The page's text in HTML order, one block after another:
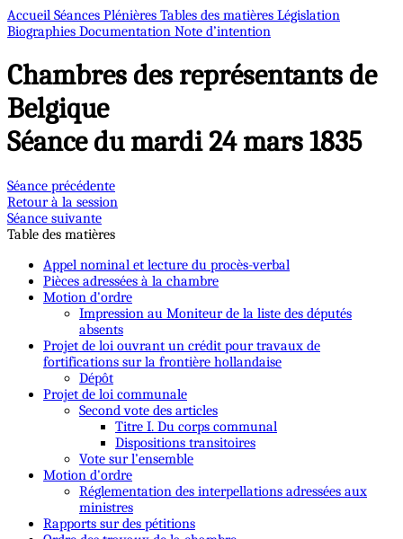
Accueil Séances Plénières Tables des matières Législation
Biographies Documentation Note d’intention
Chambres des représentants de
Belgique
Séance du mardi 24 mars 1835
Séance précédente
Retour à la session
Séance suivante
Table des matières
Appel nominal et lecture du procès-verbal
Pièces adressées à la chambre
Motion d'ordre
Impression au Moniteur de la liste des députés
absents
Projet de loi ouvrant un crédit pour travaux de
fortifications sur la frontière hollandaise
Dépôt
Projet de loi communale
Second vote des articles
Titre I. Du corps communal
Dispositions transitoires
Vote sur l’ensemble
Motion d'ordre
Réglementation des interpellations adressées aux
ministres
Rapports sur des pétitions